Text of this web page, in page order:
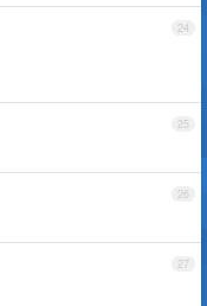
24
25
26
27